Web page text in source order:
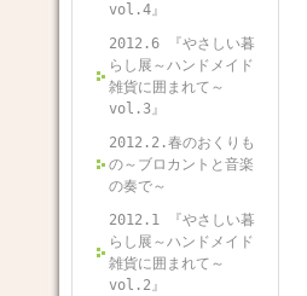
vol.4』
2012.6 『やさしい暮
らし展～ハンドメイド
雑貨に囲まれて～
vol.3』
2012.2.春のおくりも
の～ブロカントと音楽
の奏で～
2012.1 『やさしい暮
らし展～ハンドメイド
雑貨に囲まれて～
vol.2』